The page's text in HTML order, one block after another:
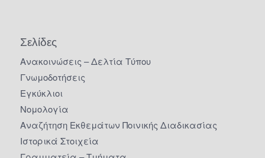
Σελίδες
Ανακοινώσεις – Δελτία Τύπου
Γνωμοδοτήσεις
Εγκύκλιοι
Νομολογία
Αναζήτηση Εκθεμάτων Ποινικής Διαδικασίας
Ιστορικά Στοιχεία